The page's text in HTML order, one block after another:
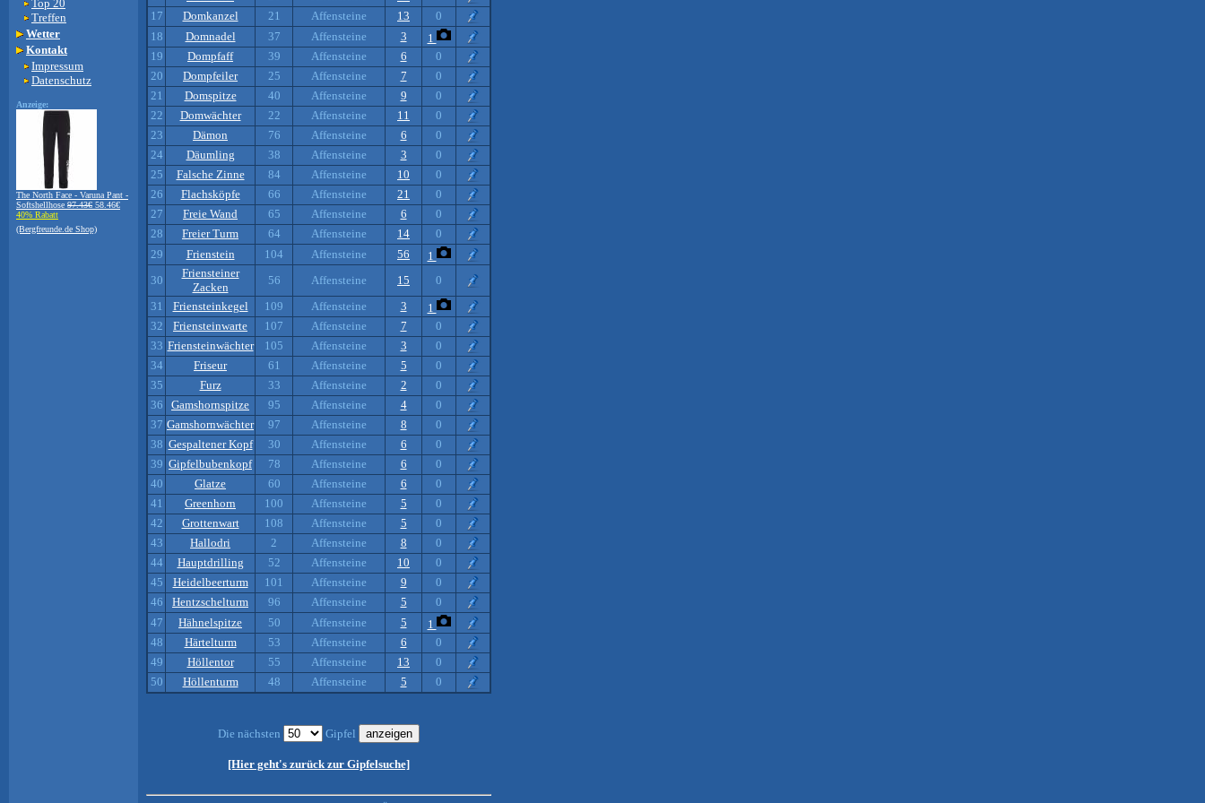
Top 20
Treffen
Wetter
Kontakt
Impressum
Datenschutz
Anzeige:
The North Face - Varuna Pant -
Softshellhose 97.43€ 58.46€
40% Rabatt
(Bergfreunde.de Shop)
17
Domkanzel 21 Affensteine 13
0
18
Domnadel 37 Affensteine 3
1
19
Dompfaff 39 Affensteine 6
0
20
Dompfeiler 25 Affensteine 7
0
21
Domspitze 40 Affensteine 9
0
22
Domwächter 22 Affensteine 11
0
23
Dämon 76 Affensteine 6
0
24
Däumling 38 Affensteine 3
0
25
Falsche Zinne 84 Affensteine 10
0
26
Flachsköpfe 66 Affensteine 21
0
27
Freie Wand 65 Affensteine 6
0
28
Freier Turm 64 Affensteine 14
0
29
Frienstein 104 Affensteine 56
1
30
Friensteiner
Zacken
56 Affensteine 15
0
31
Friensteinkegel 109 Affensteine 3
1
32
Friensteinwarte 107 Affensteine 7
0
33 Friensteinwächter 105 Affensteine 3
0
34
Friseur 61 Affensteine 5
0
35
Furz 33 Affensteine 2
0
36
Gamshornspitze 95 Affensteine 4
0
37 Gamshornwächter 97 Affensteine 8
0
38 Gespaltener Kopf 30 Affensteine 6
0
39 Gipfelbubenkopf 78 Affensteine 6
0
40
Glatze 60 Affensteine 6
0
41
Greenhorn 100 Affensteine 5
0
42
Grottenwart 108 Affensteine 5
0
43
Hallodri 2 Affensteine 8
0
44
Hauptdrilling 52 Affensteine 10
0
45
Heidelbeerturm 101 Affensteine 9
0
46
Hentzschelturm 96 Affensteine 5
0
47
Hähnelspitze 50 Affensteine 5
1
48
Härtelturm 53 Affensteine 6
0
49
Höllentor 55 Affensteine 13
0
50
Höllenturm 48 Affensteine 5 0
Die nächsten Gipfel
[Hier geht's zurück zur Gipfelsuche]